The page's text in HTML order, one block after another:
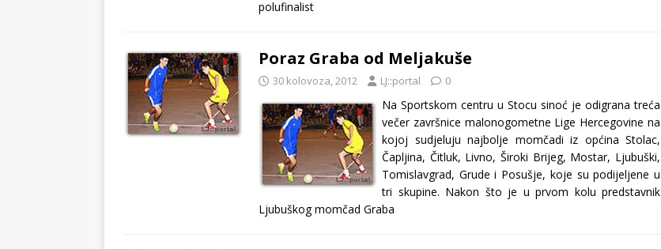
polufinalist
Poraz Graba od Meljakuše
30 kolovoza, 2012 LJ::portal 0
Na Sportskom centru u Stocu sinoć je odigrana treća
večer završnice malonogometne Lige Hercegovine na
kojoj sudjeluju najbolje momčadi iz općina Stolac,
Čapljina, Čitluk, Livno, Široki Brijeg, Mostar, Ljubuški,
Tomislavgrad, Grude i Posušje, koje su podijeljene u
tri skupine. Nakon što je u prvom kolu predstavnik
Ljubuškog momčad Graba